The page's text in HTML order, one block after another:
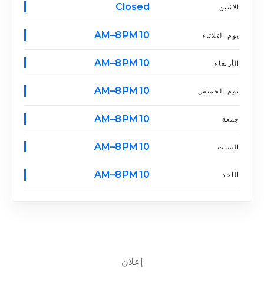
الاثنين Closed
يوم الثلاثاء 10 AM–8 PM
الأربعاء 10 AM–8 PM
يوم الخميس 10 AM–8 PM
جمعة 10 AM–8 PM
السبت 10 AM–8 PM
الأحد 10 AM–8 PM
إعلان